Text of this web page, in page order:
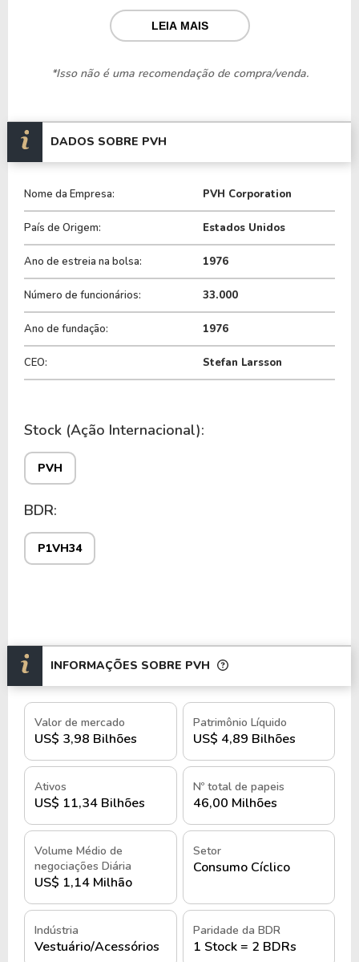
Nos últimos 12 meses a empresa teve um
lucro no valor de R$ 158,10 Milhões.
Quanto aos seus principais indicadores, a empresa
possui um P/L de 25,16, um P/VP de 0,81 e nos
últimos 12 meses o dividend yeld da PVH ficou em
A empresa é negociada no Brasil através do BDR
, ou pode ser adquirida no exterior através
do tickerPVH.
LEIA MAIS
*Isso não é uma recomendação de compra/venda.
DADOS SOBRE PVH
Nome da Empresa: PVH Corporation
País de Origem: Estados Unidos
Ano de estreia na bolsa: 1976
Número de funcionários: 33.000
Ano de fundação: 1976
CEO: Stefan Larsson
Stock (Ação Internacional):
PVH
BDR:
P1VH34
INFORMAÇÕES SOBRE PVH
Valor de mercado
US$ 3,98 Bilhões
Patrimônio Líquido
US$ 4,89 Bilhões
Ativos
US$ 11,34 Bilhões
Nº total de papeis
46,00 Milhões
Volume Médio de
negociações Diária
US$ 1,14 Milhão
Setor
Consumo Cíclico
Indústria
Vestuário/Acessórios
Paridade da BDR
1 Stock = 2 BDRs